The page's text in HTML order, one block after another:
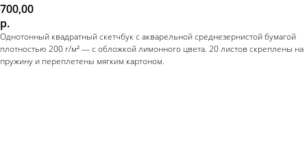
700,00
р.
Однотонный квадратный скетчбук с акварельной среднезернистой бумагой
плотностью 200 г/м² — c обложкой лимонного цвета. 20 листов скреплены на
пружину и переплетены мягким картоном.